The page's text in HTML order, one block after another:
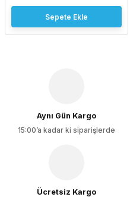
Sepete Ekle
Aynı Gün Kargo
15:00’a kadar ki siparişlerde
Ücretsiz Kargo